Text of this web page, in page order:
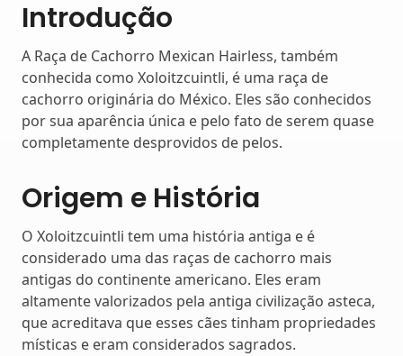
Introdução
A Raça de Cachorro Mexican Hairless, também
conhecida como Xoloitzcuintli, é uma raça de
cachorro originária do México. Eles são conhecidos
por sua aparência única e pelo fato de serem quase
completamente desprovidos de pelos.
Origem e História
O Xoloitzcuintli tem uma história antiga e é
considerado uma das raças de cachorro mais
antigas do continente americano. Eles eram
altamente valorizados pela antiga civilização asteca,
que acreditava que esses cães tinham propriedades
místicas e eram considerados sagrados.